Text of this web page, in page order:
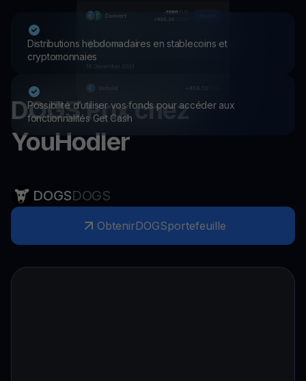
Distributions hebdomadaires en stablecoins et
cryptomonnaies
Possibilité d’utiliser vos fonds pour accéder aux
fonctionnalités Get Cash
DOGSPrix chez
YouHodler
DOGSDOGS
ObtenirDOGSportefeuille